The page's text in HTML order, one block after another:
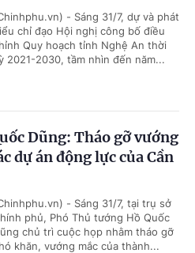
- Sáng 31/7, dự và phát
chỉ đạo Hội nghị công bố điều
Quy hoạch tỉnh Nghệ An thời
2021-2030, tầm nhìn đến năm...
Dũng: Tháo gỡ vướng
dự án động lực của Cần
- Sáng 31/7, tại trụ sở
phủ, Phó Thủ tướng Hồ Quốc
chủ trì cuộc họp nhằm tháo gỡ
khăn, vướng mắc của thành...